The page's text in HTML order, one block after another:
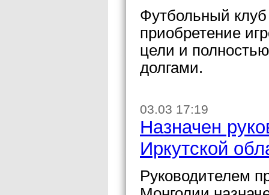
Футбольный
приобретение
цели и
долгами.
03.03 17:19
Назначен
Иркутской
Руководителем